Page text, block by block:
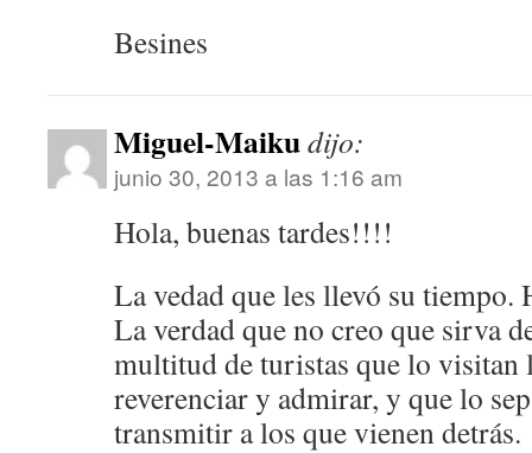
Besines
Miguel-Maikudijo:
junio 30, 2013 a las 1:16 am
Hola, buenas tardes!!!!
La vedad que les llevó su tiempo.
La verdad que no creo que sirva
multitud de turistas que lo visitan
reverenciar y admirar, y que lo
transmitir a los que vienen detrás.